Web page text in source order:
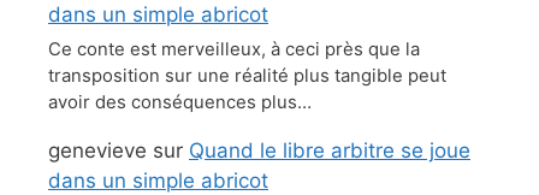
dans un simple abricot
Ce conte est merveilleux, à ceci près que la
transposition sur une réalité plus tangible peut
avoir des conséquences plus…
genevieve sur Quand le libre arbitre se joue
dans un simple abricot